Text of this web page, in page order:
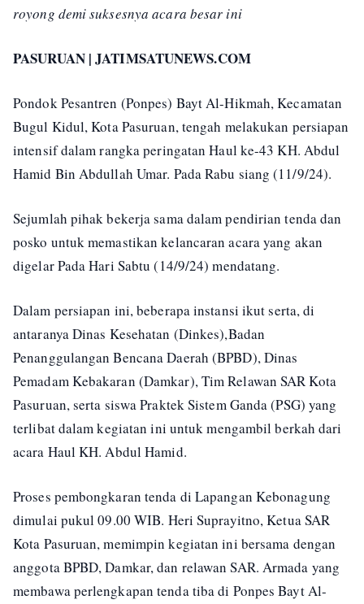
royong demi suksesnya acara besar ini
PASURUAN | JATIMSATUNEWS.COM
Pondok Pesantren (Ponpes) Bayt Al-Hikmah, Kecamatan
Bugul Kidul, Kota Pasuruan, tengah melakukan persiapan
intensif dalam rangka peringatan Haul ke-43 KH. Abdul
Hamid Bin Abdullah Umar. Pada Rabu siang (11/9/24).
Sejumlah pihak bekerja sama dalam pendirian tenda dan
posko untuk memastikan kelancaran acara yang akan
digelar Pada Hari Sabtu (14/9/24) mendatang.
Dalam persiapan ini, beberapa instansi ikut serta, di
antaranya Dinas Kesehatan (Dinkes),Badan
Penanggulangan Bencana Daerah (BPBD), Dinas
Pemadam Kebakaran (Damkar), Tim Relawan SAR Kota
Pasuruan, serta siswa Praktek Sistem Ganda (PSG) yang
terlibat dalam kegiatan ini untuk mengambil berkah dari
acara Haul KH. Abdul Hamid.
Proses pembongkaran tenda di Lapangan Kebonagung
dimulai pukul 09.00 WIB. Heri Suprayitno, Ketua SAR
Kota Pasuruan, memimpin kegiatan ini bersama dengan
anggota BPBD, Damkar, dan relawan SAR. Armada yang
membawa perlengkapan tenda tiba di Ponpes Bayt Al-